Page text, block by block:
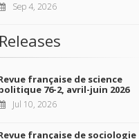
Sep 4, 2026
française de science
76-2, avril-juin 2026
Jul 10, 2026
française de sociologie